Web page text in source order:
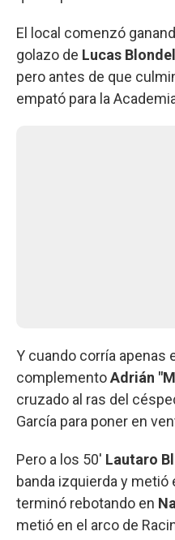
El local comenzó
golazo de Lucas Blondel
pero antes de que
empató para la
Y cuando corría apenas
complementoAdrián
cruzado al ras del
García para poner en
Pero a los 50' Lautaro
banda izquierda y metió
terminó rebotando en
metió en el arco de